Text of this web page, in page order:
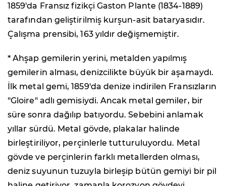
1859'da Fransız fizikçi Gaston Plante (1834-1889)
tarafından geliştirilmiş kurşun-asit bataryasıdır.
Çalışma prensibi, 163 yıldır değişmemiştir.
* Ahşap gemilerin yerini, metalden yapılmış
gemilerin alması, denizcilikte büyük bir aşamaydı.
İlk metal gemi, 1859'da denize indirilen Fransızların
"Gloire" adlı gemisiydi. Ancak metal gemiler, bir
süre sonra dağılıp batıyordu. Sebebini anlamak
yıllar sürdü. Metal gövde, plakalar halinde
birleştiriliyor, perçinlerle tutturuluyordu. Metal
gövde ve perçinlerin farklı metallerden olması,
deniz suyunun tuzuyla birleşip bütün gemiyi bir pil